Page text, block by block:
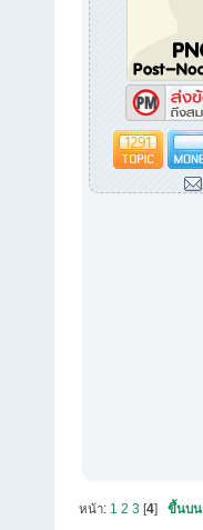
1291
หน้า: 1 2 3 [4]ขึ้นบน